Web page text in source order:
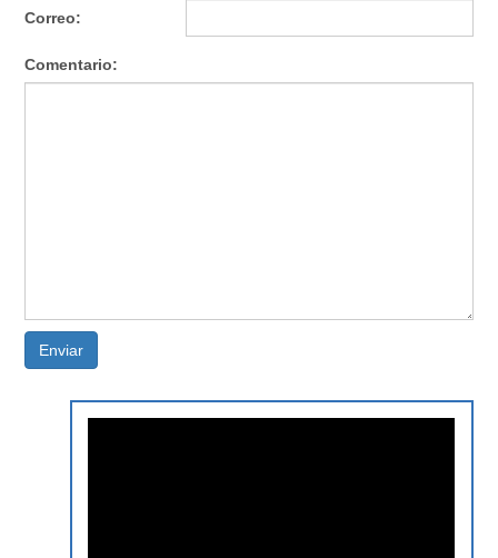
Correo:
Comentario:
Enviar